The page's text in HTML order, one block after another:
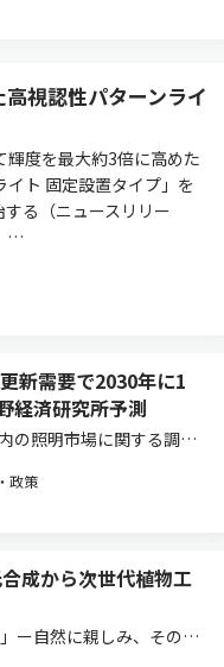
視認性パターンライ
輝度を最大約3倍に高めた
ト 固定設置タイプ」を
る（ニュースリリー
…
新需要で2030年に1
済研究所予測
の照明市場に関する調査
、前年比3.8％増の1兆
ている。既設の蛍光灯
政策
成から次世代植物工
ー自然に親しみ、その恩